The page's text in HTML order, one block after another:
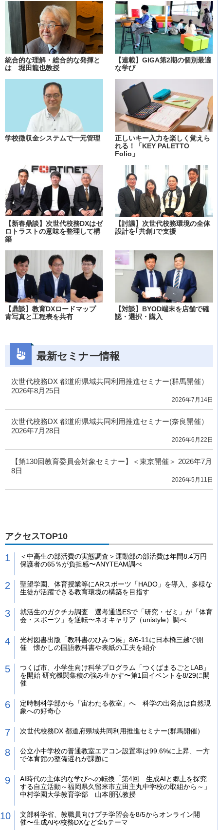
統合的な理解・総合的な発揮と
は 堀田龍也教授
【連載】GIGA第2期の個別最適
な学び
学校徴収金システムで一元管理
正しいキー入力を楽しく覚えら
れる！「KEY PALETTO
Folio」
【新春鼎談】次世代校務DXはゼ
ロトラストの意味を整理して構
築
【討議】次世代校務環境の全体
設計を｢共創｣で支援
【鼎談】教育DXロードマップ
青写真と工程表を共有
【対談】BYOD端末を店舗で確
認・選択・購入
最新セミナー情報
次世代校務DX 都道府県域共同利用推進セミナー(群馬開催）
2026年8月25日
2026年7月14日
次世代校務DX 都道府県域共同利用推進セミナー(奈良開催）
2026年7月28日
2026年6月22日
【第130回教育委員会対象セミナー】＜東京開催＞ 2026年7月
8日
2026年5月11日
アクセスTOP10
＜中高生の部活費の実態調査＞運動部の部活費は年間8.4万円
保護者の65％が負担感〜ANYTEAM調べ
聖望学園、体育授業等にARスポーツ「HADO」を導入、多様な
生徒が活躍できる教育環境の構築を目指す
就活生のガクチカ調査 選考通過ESで「研究・ゼミ」が「体育
会・スポーツ」を逆転〜ネオキャリア（unistyle）調べ
光村図書出版「教科書のひみつ展」8/6-11に日本橋三越で開
催 懐かしの国語教科書や表紙の工夫を紹介
つくば市、小学生向け科学プログラム「つくばまるごとLAB」
を開始 研究機関集積の強み生かす〜第1回イベントを8/29に開
催
定時制科学部から「宙わたる教室」へ 科学の出発点は自然現
象への好奇心
次世代校務DX 都道府県域共同利用推進セミナー(群馬開催）
公立小中学校の普通教室エアコン設置率は99.6%に上昇、一方
で体育館の整備遅れが課題に
AI時代の主体的な学びへの転換「第4回 生成AIと郷土を探究
する自立活動～福岡県久留米市立田主丸中学校の取組から～」
中村学園大学教育学部 山本朋弘教授
文部科学省、教職員向けプチ学習会を8/5からオンライン開
催〜生成AIや校務DXなど全5テーマ